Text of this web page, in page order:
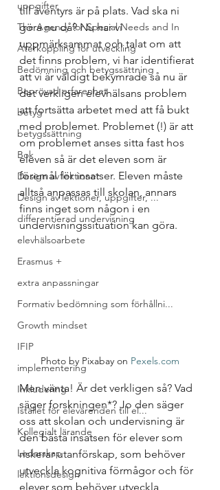
uppgifter
The Agency for Special Needs and In
Återkoppling för utveckling
Bedömning och betygssättning
Beprövad erfarenhet
betyg
betygssättning
Bok
Design av lektioner
Design av lektioner, uppgifter, ...
differentierad undervisning
elevhälsoarbete
Erasmus +
extra anpassningar
Formativ bedömning som förhållni...
Growth mindset
IFIP
implementering
Inkludering
Istället för elevärenden till el...
Kollegialt lärande
Ledarskap
lektionsdesign
till äventyrs är på plats. Vad ska ni
göra nu då? Nu har vi
uppmärksammat och talat om att
det finns problem, vi har identifierat
att vi är väldigt bekymrade så nu är
det verkligen elevhälsans problem
att fortsätta arbetet med att få bukt
med problemet. Problemet (!) är att
om problemet anses sitta fast hos
eleven så är det eleven som är
föremål för insatser. Eleven måste
alltså anpassas till skolan, annars
finns inget som någon i en
undervisningssituation kan göra.
Photo by Pixabay on Pexels.com
Men vänta! Är det verkligen så? Vad
säger forskningen*? Jo den säger
oss att skolan och undervisning är
den bästa insatsen för elever som
riskerar utanförskap, som behöver
utveckla kognitiva förmågor och för
elever som behöver utveckla